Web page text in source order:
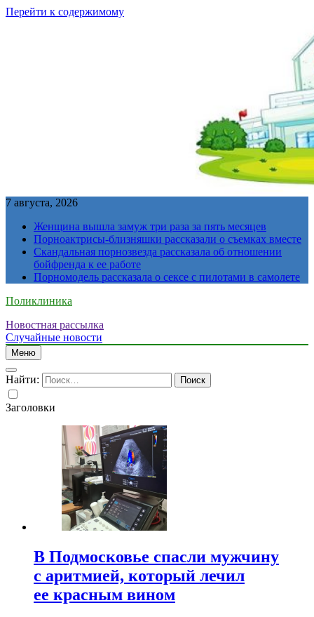
Перейти к содержимому
7 августа, 2026
Женщина вышла замуж три раза за пять месяцев
Порноактрисы-близняшки рассказали о съемках вместе
Скандальная порнозвезда рассказала об отношении
бойфренда к ее работе
Порномодель рассказала о сексе с пилотами в самолете
Поликлиника
Новостная рассылка
Случайные новости
Меню
Найти:
Заголовки
В Подмосковье спасли мужчину
с аритмией, который лечил
ее красным вином